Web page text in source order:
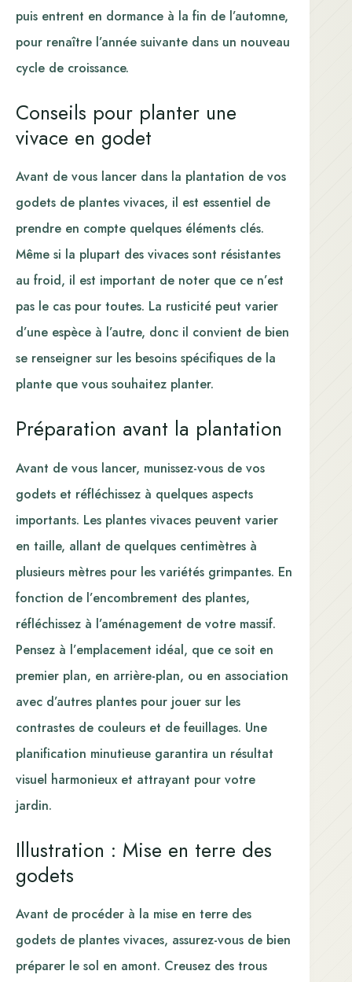
puis entrent en dormance à la fin de l’automne,
pour renaître l’année suivante dans un nouveau
cycle de croissance.
Conseils pour planter une
vivace en godet
Avant de vous lancer dans la plantation de vos
godets de plantes vivaces, il est essentiel de
prendre en compte quelques éléments clés.
Même si la plupart des vivaces sont résistantes
au froid, il est important de noter que ce n’est
pas le cas pour toutes. La rusticité peut varier
d’une espèce à l’autre, donc il convient de bien
se renseigner sur les besoins spécifiques de la
plante que vous souhaitez planter.
Préparation avant la plantation
Avant de vous lancer, munissez-vous de vos
godets et réfléchissez à quelques aspects
importants. Les plantes vivaces peuvent varier
en taille, allant de quelques centimètres à
plusieurs mètres pour les variétés grimpantes. En
fonction de l’encombrement des plantes,
réfléchissez à l’aménagement de votre massif.
Pensez à l’emplacement idéal, que ce soit en
premier plan, en arrière-plan, ou en association
avec d’autres plantes pour jouer sur les
contrastes de couleurs et de feuillages. Une
planification minutieuse garantira un résultat
visuel harmonieux et attrayant pour votre
jardin.
Illustration : Mise en terre des
godets
Avant de procéder à la mise en terre des
godets de plantes vivaces, assurez-vous de bien
préparer le sol en amont. Creusez des trous